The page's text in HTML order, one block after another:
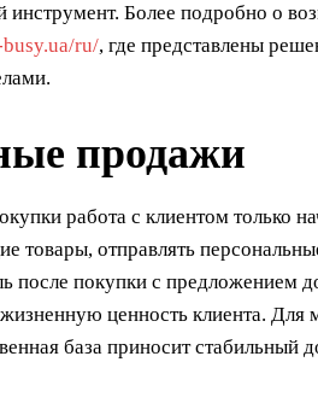
Более подробно о
ru/, где представлены
продажи
работа с клиентом только
товары, отправлять
после покупки с предложением
ценность клиента. Для
база приносит стабильный